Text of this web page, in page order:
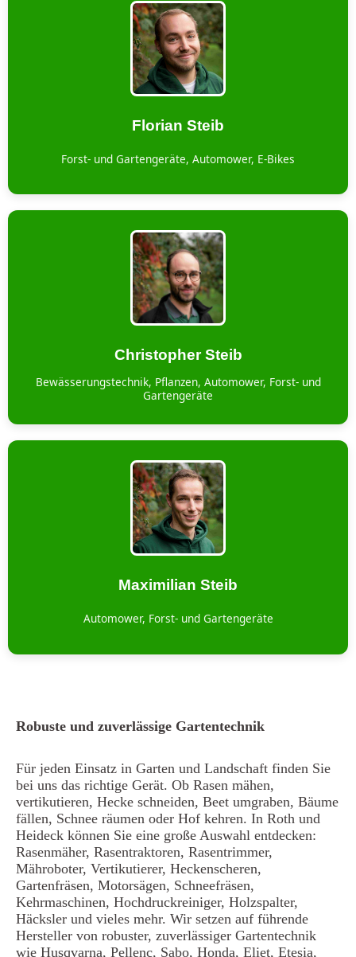
Florian Steib
Forst- und Gartengeräte, Automower, E-Bikes
Christopher Steib
Bewässerungstechnik, Pflanzen, Automower, Forst- und
Gartengeräte
Maximilian Steib
Automower, Forst- und Gartengeräte
Robuste und zuverlässige Gartentechnik
Für jeden Einsatz in Garten und Landschaft finden Sie
bei uns das richtige Gerät. Ob Rasen mähen,
vertikutieren, Hecke schneiden, Beet umgraben, Bäume
fällen, Schnee räumen oder Hof kehren. In Roth und
Heideck können Sie eine große Auswahl entdecken:
Rasenmäher, Rasentraktoren, Rasentrimmer,
Mähroboter, Vertikutierer, Heckenscheren,
Gartenfräsen, Motorsägen, Schneefräsen,
Kehrmaschinen, Hochdruckreiniger, Holzspalter,
Häcksler und vieles mehr. Wir setzen auf führende
Hersteller von robuster, zuverlässiger Gartentechnik
wie Husqvarna, Pellenc, Sabo, Honda, Eliet, Etesia,